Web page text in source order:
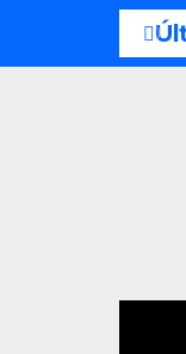
millón de